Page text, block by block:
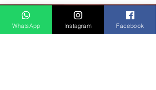
Posts recentes Ver tudo
WhatsApp Instagram Facebook